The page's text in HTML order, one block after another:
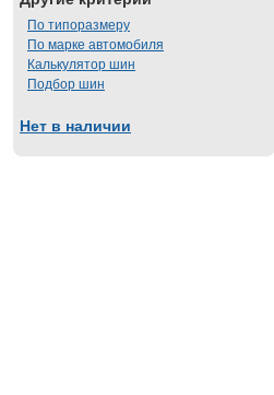
По типоразмеру
По марке автомобиля
Калькулятор шин
Подбор шин
Нет в наличии